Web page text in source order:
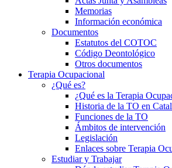
Memorias
Información económica
Documentos
Estatutos del COTOC
Código Deontológico
Otros documentos
Terapia Ocupacional
¿Qué es?
¿Qué es la Terapia
Historia de la TO en
Funciones de la TO
Ámbitos de intervención
Legislación
Enlaces sobre Terapia
Estudiar y Trabajar